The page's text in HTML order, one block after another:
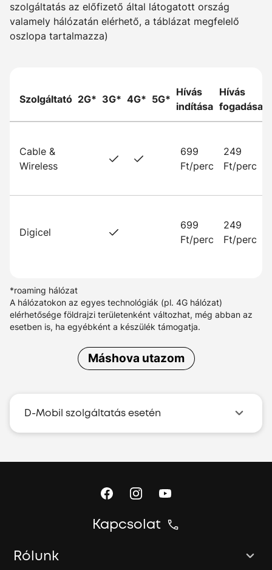
szolgáltatás az előfizető által látogatott ország
valamely hálózatán elérhető, a táblázat megfelelő
oszlopa tartalmazza)
Szolgáltató 2G* 3G* 4G* 5G*
Hívás
indítása
Hívás
fogadása
Cable &
Wireless
699
Ft/perc
249
Ft/perc
Digicel
699
Ft/perc
249
Ft/perc
*roaming hálózat
A hálózatokon az egyes technológiák (pl. 4G hálózat)
elérhetősége földrajzi területenként változhat, még abban az
esetben is, ha egyébként a készülék támogatja.
Máshova utazom
D-Mobil szolgáltatás esetén
Kapcsolat
Rólunk